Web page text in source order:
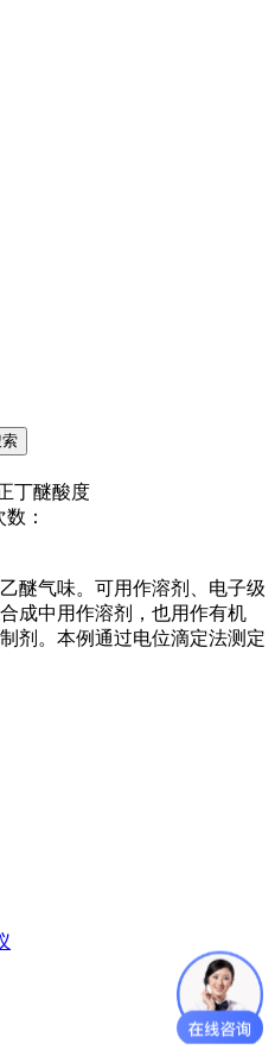
丁醚酸度
：
气味。可用作溶剂、电子级
成中用作溶剂，也用作有机
剂。本例通过电位滴定法测定